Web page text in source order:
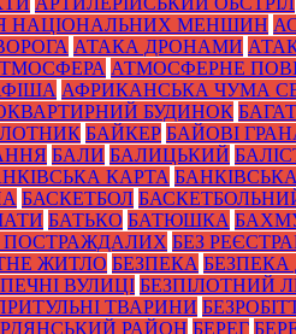
НАЦІОНАЛЬНИХ МЕНШИН
АТАКА ДРОНАМИ
АТМОСФЕРНЕ
АФРИКАНСЬКА ЧУМА
БУДИНОК
БАЙКЕР БАЙОВІ
БАЛИ БАЛИЦЬКИЙ
КАРТА
БАСКЕТБОЛ
БАТЬКО БАТЮШКА
ПОСТРАЖДАЛИХ БЕЗ
ЖИТЛО БЕЗПЕКА
ВУЛИЦІ БЕЗПІЛОТНИЙ
ТВАРИНИ
РАЙОН БЕРЕГ